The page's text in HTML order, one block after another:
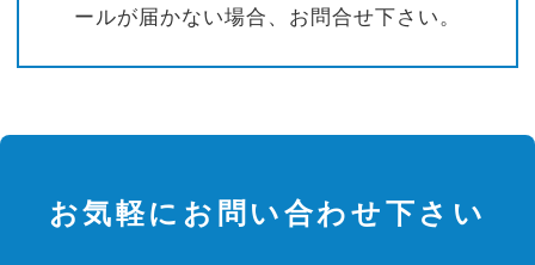
ールが届かない場合、お問合せ下さい。
お気軽にお問い合わせ下さい